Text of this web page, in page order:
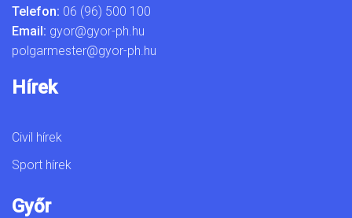
Telefon: 06 (96) 500 100
Email: gyor@gyor-ph.hu
polgarmester@gyor-ph.hu
Hírek
Civil hírek
Sport hírek
Győr